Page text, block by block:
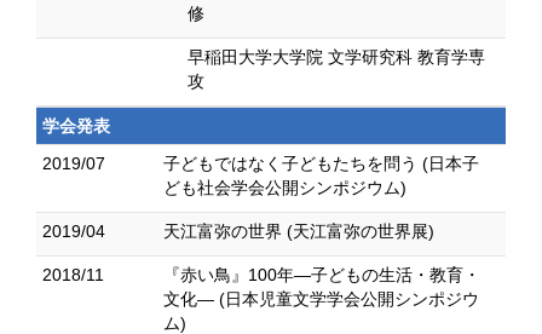
修
早稲田大学大学院 文学研究科 教育学専
攻
学会発表
2019/07
子どもではなく子どもたちを問う (日本子
ども社会学会公開シンポジウム)
2019/04 天江富弥の世界 (天江富弥の世界展)
2018/11
『赤い鳥』100年―子どもの生活・教育・
文化― (日本児童文学学会公開シンポジウ
ム)